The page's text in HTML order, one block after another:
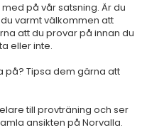
på vår satsning. Är du
varmt välkommen att
att du provar på innan du
eller inte.
på? Tipsa dem gärna att
till provträning och ser
ansikten på Norvalla.